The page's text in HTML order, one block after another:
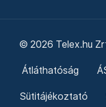
© 2026 Telex.hu
Átláthatóság
Sütitájékoztató